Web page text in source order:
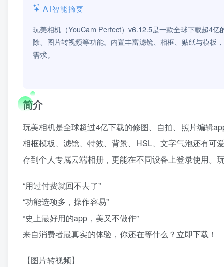
AI智能摘要
玩美相机（YouCam Perfect）v6.12.5是一款全球下载超4
除、图片转视频等功能。内置丰富滤镜、相框、贴纸与模板
需求。
简介
玩美相机是全球超过4亿下载的修图、自拍、照片编辑
相框模板、滤镜、特效、背景、HSL、文字气泡还有可
存到个人专属云端相册，更能在不同设备上登录使用。
“用过付费就回不去了”
“功能选项多，操作容易”
“史上最好用的app，美又不做作”
来自消费者最真实的体验，你还在等什么？立即下载！
【图片转视频】